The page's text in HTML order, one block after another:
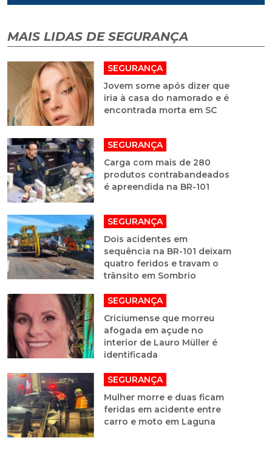
MAIS LIDAS DE SEGURANÇA
SEGURANÇA
Jovem some após dizer que
iria à casa do namorado e é
encontrada morta em SC
SEGURANÇA
Carga com mais de 280
produtos contrabandeados
é apreendida na BR-101
SEGURANÇA
Dois acidentes em
sequência na BR-101 deixam
quatro feridos e travam o
trânsito em Sombrio
SEGURANÇA
Criciumense que morreu
afogada em açude no
interior de Lauro Müller é
identificada
SEGURANÇA
Mulher morre e duas ficam
feridas em acidente entre
carro e moto em Laguna